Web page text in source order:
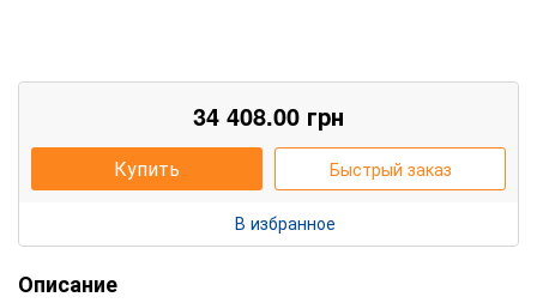
34 408.00 грн
Купить Быстрый заказ
В избранное
Описание